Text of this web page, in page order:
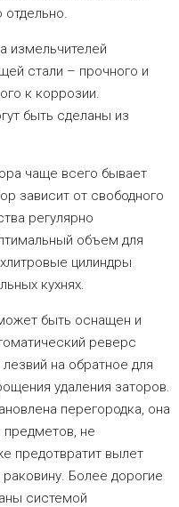
измельчителей
стали – прочного и
к коррозии.
быть сделаны из
чаще всего бывает
зависит от свободного
регулярно
объем для
цилиндры
кухнях.
быть оснащен и
реверс
на обратное для
удаления заторов.
перегородка, она
предметов, не
предотвратит вылет
Более дорогие
системой